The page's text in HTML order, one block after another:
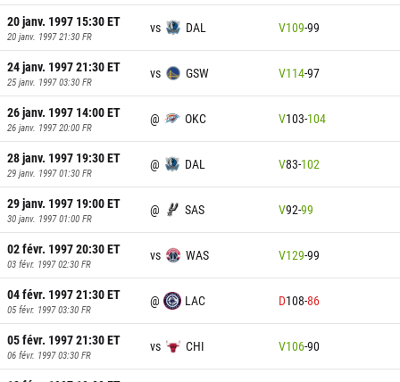
20 janv. 1997 15:30ET
20 janv. 1997 21:30 FR
vs DAL V109-99
24 janv. 1997 21:30ET
25 janv. 1997 03:30 FR
vs GSW V114-97
26 janv. 1997 14:00ET
26 janv. 1997 20:00 FR
@ OKC V103-104
28 janv. 1997 19:30ET
29 janv. 1997 01:30 FR
@ DAL V83-102
29 janv. 1997 19:00ET
30 janv. 1997 01:00 FR
@ SAS V92-99
02 févr. 1997 20:30ET
03 févr. 1997 02:30 FR
vs WAS V129-99
04 févr. 1997 21:30ET
05 févr. 1997 03:30 FR
@ LAC D108-86
05 févr. 1997 21:30ET
06 févr. 1997 03:30 FR
vs CHI V106-90